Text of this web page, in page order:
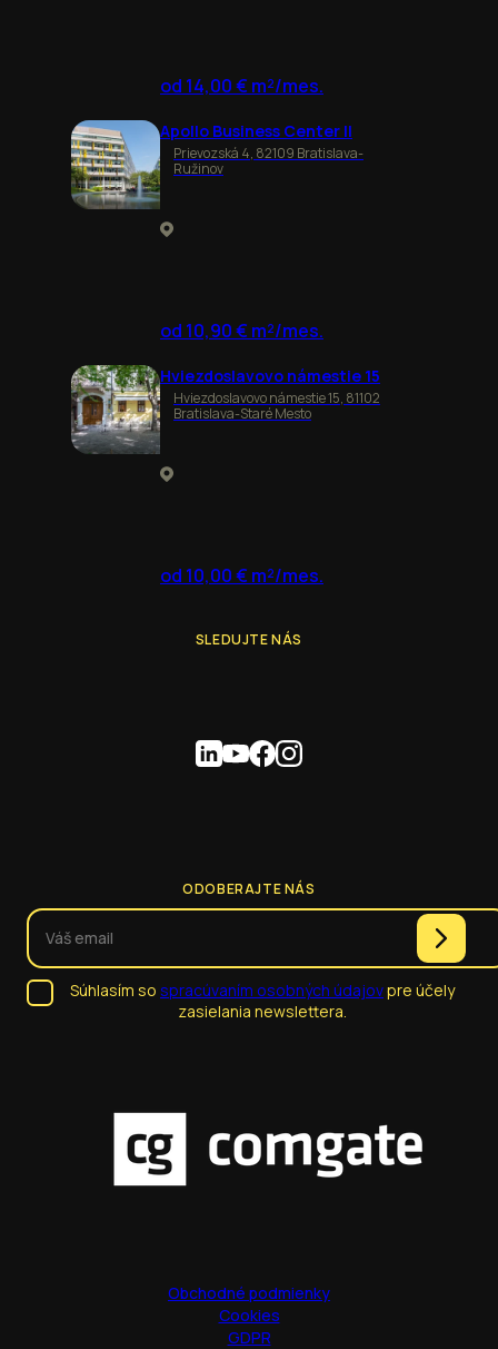
od 14,00 € m²/mes.
Apollo Business Center II
Prievozská 4, 82109 Bratislava-
Ružinov
od 10,90 € m²/mes.
Hviezdoslavovo námestie 15
Hviezdoslavovo námestie 15, 81102
Bratislava-Staré Mesto
od 10,00 € m²/mes.
SLEDUJTE NÁS
ODOBERAJTE NÁS
Súhlasím so spracúvaním osobných údajovpre účely
zasielania newslettera.
Obchodné podmienky
Cookies
GDPR